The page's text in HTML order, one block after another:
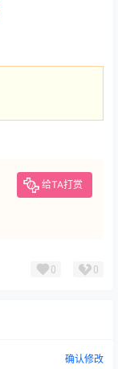
给TA打赏
0 0
确认修改